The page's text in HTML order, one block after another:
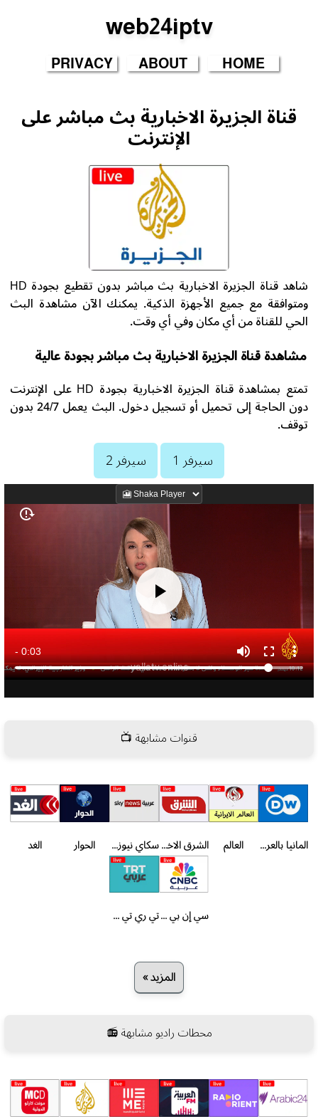
web24iptv
HOME
ABOUT
PRIVACY
قناة الجزيرة الاخبارية بث مباشر على
الإنترنت
شاهد قناة الجزيرة الاخبارية بث مباشر بدون تقطيع بجودة HD
ومتوافقة مع جميع الأجهزة الذكية. يمكنك الآن مشاهدة البث
الحي للقناة من أي مكان وفي أي وقت.
مشاهدة قناة الجزيرة الاخبارية بث مباشر بجودة عالية
تمتع بمشاهدة قناة الجزيرة الاخبارية بجودة HD على الإنترنت
دون الحاجة إلى تحميل أو تسجيل دخول. البث يعمل 24/7 بدون
توقف.
قنوات مشابهة 📺
المانيا بالعربية العالم الشرق الاخبارية سكاي نيوز عربية الحوار الغد
سي إن بي سي عربية تي ري تي عربي
المزيد »
محطات راديو مشابهة 📻